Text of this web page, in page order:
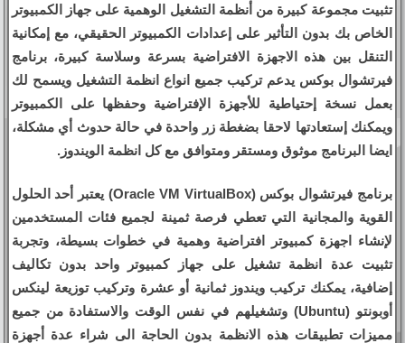
تثبيت مجموعة كبيرة من أنظمة التشغيل الوهمية على جهاز الكمبيوتر
الخاص بك بدون التأثير على إعدادات الكمبيوتر الحقيقي، مع إمكانية
التنقل بين هذه الاجهزة الافتراضية بسرعة وسلاسة كبيرة، برنامج
فيرتشوال بوكس يدعم تركيب جميع انواع انظمة التشغيل ويسمح لك
بعمل نسخة إحتياطية للأجهزة الإفتراضية وحفظها على الكمبيوتر
ويمكنك إستعادتها لاحقا بضغطة زر واحدة في حالة حدوث أي مشكلة،
ايضا البرنامج موثوق ومستقر ومتوافق مع كل انظمة الويندوز.
برنامج فيرتشوال بوكس (Oracle VM VirtualBox) يعتبر أحد الحلول
القوية والمجانية التي تعطي فرصة ثمينة لجميع فئات المستخدمين
لإنشاء اجهزة كمبيوتر افتراضية وهمية في خطوات بسيطة، وتجربة
تثبيت عدة انظمة تشغيل على جهاز كمبيوتر واحد بدون تكاليف
إضافية، يمكنك تركيب ويندوز ثمانية أو عشرة وتركيب توزيعة لينكس
أوبونتو (Ubuntu) وتشغيلهم في نفس الوقت والاستفادة من جميع
مميزات تطبيقات هذه الانظمة بدون الحاجة الى شراء عدة أجهزة